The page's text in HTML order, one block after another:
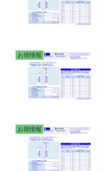
お得情報
お得情報